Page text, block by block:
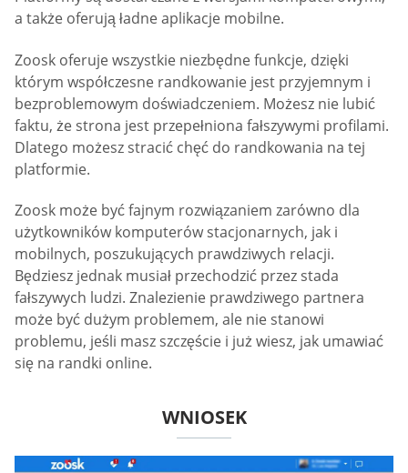
a także oferują ładne aplikacje mobilne.
Zoosk oferuje wszystkie niezbędne funkcje, dzięki
którym współczesne randkowanie jest przyjemnym i
bezproblemowym doświadczeniem. Możesz nie lubić
faktu, że strona jest przepełniona fałszywymi profilami.
Dlatego możesz stracić chęć do randkowania na tej
platformie.
Zoosk może być fajnym rozwiązaniem zarówno dla
użytkowników komputerów stacjonarnych, jak i
mobilnych, poszukujących prawdziwych relacji.
Będziesz jednak musiał przechodzić przez stada
fałszywych ludzi. Znalezienie prawdziwego partnera
może być dużym problemem, ale nie stanowi
problemu, jeśli masz szczęście i już wiesz, jak umawiać
się na randki online.
WNIOSEK